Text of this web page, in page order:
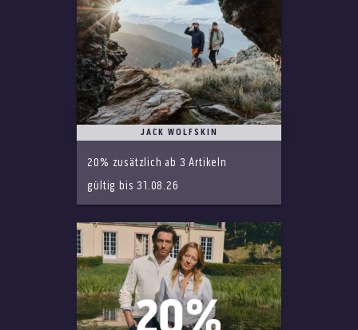
JACK WOLFSKIN
20% zusätzlich ab 3 Artikeln
gültig bis 31.08.26